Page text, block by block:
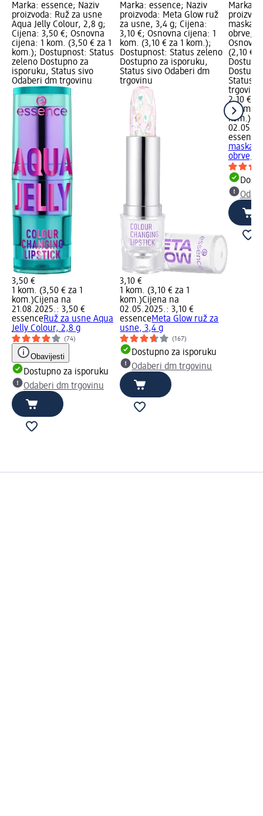
Marka: essence; Naziv
proizvoda: Ruž za usne
Aqua Jelly Colour, 2,8 g;
Cijena: 3,50 €; Osnovna
cijena: 1 kom. (3,50 € za 1
kom.); Dostupnost: Status
zeleno Dostupno za
isporuku, Status sivo
Odaberi dm trgovinu
3,50 €
1 kom. (3,50 € za 1
kom.)Cijena na
21.08.2025.: 3,50 €
essenceRuž za usne Aqua
Jelly Colour, 2,8 g
(74)
Obavijesti
Dostupno za isporuku
Odaberi dm trgovinu
Marka: essence; Naziv
proizvoda: Meta Glow ruž
za usne, 3,4 g; Cijena:
3,10 €; Osnovna cijena: 1
kom. (3,10 € za 1 kom.);
Dostupnost: Status zeleno
Dostupno za isporuku,
Status sivo Odaberi dm
trgovinu
3,10 €
1 kom. (3,10 € za 1
kom.)Cijena na
02.05.2025.: 3,10 €
essenceMeta Glow ruž za
usne, 3,4 g
(167)
Dostupno za isporuku
Odaberi dm trgovinu
Marka:
obrve, 9
(2,10 €
Status
trgovinu
2,10 €
1 kom.
kom.)
essence
obrve, 9